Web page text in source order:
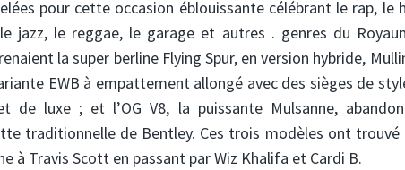
pour cette occasion éblouissante célébrant le rap, le
jazz, le reggae, le garage et autres . genres du
la super berline Flying Spur, en version hybride,
EWB à empattement allongé avec des sièges de
de luxe ; et l’OG V8, la puissante Mulsanne,
traditionnelle de Bentley. Ces trois modèles ont trouvé
à Travis Scott en passant par Wiz Khalifa et Cardi B.